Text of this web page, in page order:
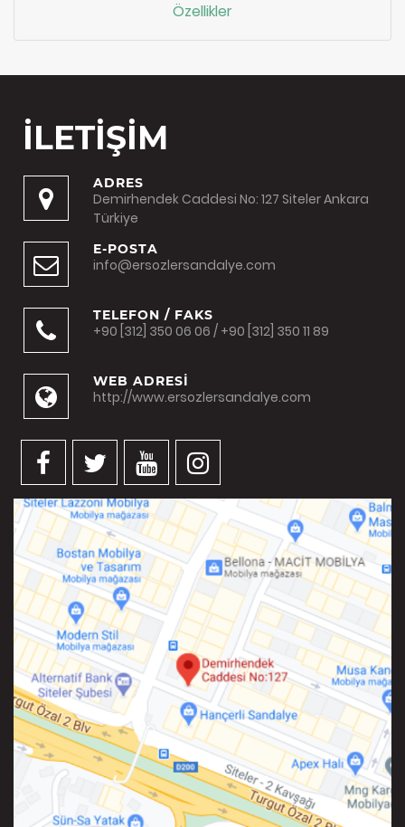
Özellikler
İLETİŞİM
ADRES
Demirhendek Caddesi No: 127 Siteler Ankara
Türkiye
E-POSTA
info@ersozlersandalye.com
TELEFON / FAKS
+90 [312] 350 06 06 / +90 [312] 350 11 89
WEB ADRESİ
http://www.ersozlersandalye.com